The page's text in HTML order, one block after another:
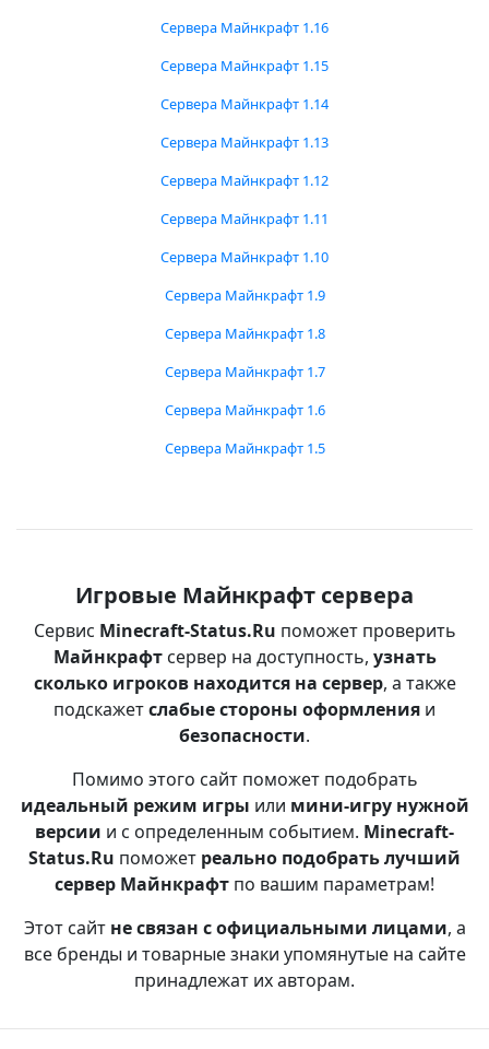
Сервера Майнкрафт 1.16
Сервера Майнкрафт 1.15
Сервера Майнкрафт 1.14
Сервера Майнкрафт 1.13
Сервера Майнкрафт 1.12
Сервера Майнкрафт 1.11
Сервера Майнкрафт 1.10
Сервера Майнкрафт 1.9
Сервера Майнкрафт 1.8
Сервера Майнкрафт 1.7
Сервера Майнкрафт 1.6
Сервера Майнкрафт 1.5
Игровые Майнкрафт сервера
Сервис Minecraft-Status.Ru поможет проверить
Майнкрафтсервер на доступность, узнать
сколько игроков находится на сервер, а также
подскажетслабые стороны оформления и
безопасности.
Помимо этого сайт поможет подобрать
идеальный режим игры или мини-игру нужной
версии и с определенным событием. Minecraft-
Status.Ru поможет реально подобрать лучший
сервер Майнкрафт по вашим параметрам!
Этот сайт не связан с официальными лицами, а
все бренды и товарные знаки упомянутые на сайте
принадлежат их авторам.